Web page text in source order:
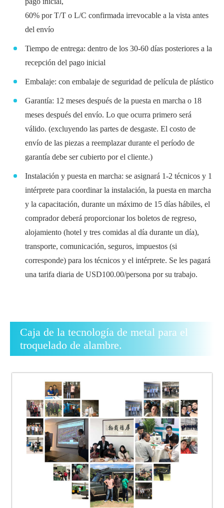
60% por T/T o L/C confirmada irrevocable a la vista antes
del envío
Tiempo de entrega: dentro de los 30-60 días posteriores a la
recepción del pago inicial
Embalaje: con embalaje de seguridad de película de plástico
Garantía: 12 meses después de la puesta en marcha o 18
meses después del envío. Lo que ocurra primero será
válido. (excluyendo las partes de desgaste. El costo de
envío de las piezas a reemplazar durante el período de
garantía debe ser cubierto por el cliente.)
Instalación y puesta en marcha: se asignará 1-2 técnicos y 1
intérprete para coordinar la instalación, la puesta en marcha
y la capacitación, durante un máximo de 15 días hábiles, el
comprador deberá proporcionar los boletos de regreso,
alojamiento (hotel y tres comidas al día durante un día),
transporte, comunicación, seguros, impuestos (si
corresponde) para los técnicos y el intérprete. Se les pagará
una tarifa diaria de USD100.00/persona por su trabajo.
Caja de la tecnología de metal para el
troquelado de alambre.